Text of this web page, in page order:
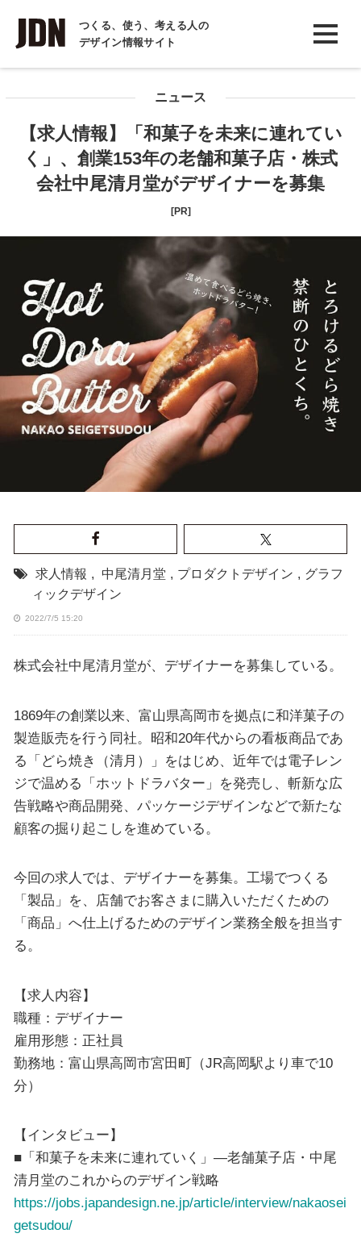
つくる、使う、考える人の
デザイン情報サイト
INTERVIEW
インタビュー
COLUMN
コラム
ニュース
【求人情報】「和菓子を未来に連れてい
く」、創業153年の老舗和菓子店・株式
会社中尾清月堂がデザイナーを募集
[PR]
求人情報 , 中尾清月堂 , プロダクトデザイン , グラフ
ィックデザイン
2022/7/5 15:20
株式会社中尾清月堂が、デザイナーを募集している。
1869年の創業以来、富山県高岡市を拠点に和洋菓子の
製造販売を行う同社。昭和20年代からの看板商品であ
る「どら焼き（清月）」をはじめ、近年では電子レン
ジで温める「ホットドラバター」を発売し、斬新な広
告戦略や商品開発、パッケージデザインなどで新たな
顧客の掘り起こしを進めている。
今回の求人では、デザイナーを募集。工場でつくる
「製品」を、店舗でお客さまに購入いただくための
「商品」へ仕上げるためのデザイン業務全般を担当す
る。
【求人内容】
職種：デザイナー
雇用形態：正社員
勤務地：富山県高岡市宮田町（JR高岡駅より車で10
分）
【インタビュー】
■「和菓子を未来に連れていく」―老舗菓子店・中尾
清月堂のこれからのデザイン戦略
https://jobs.japandesign.ne.jp/article/interview/nakaosei
getsudou/